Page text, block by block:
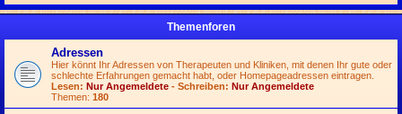
Themenforen
Adressen
Hier könnt Ihr Adressen von Therapeuten und Kliniken, mit denen Ihr gute oder
schlechte Erfahrungen gemacht habt, oder Homepageadressen eintragen.
Lesen: Nur Angemeldete - Schreiben: Nur Angemeldete
Themen: 180